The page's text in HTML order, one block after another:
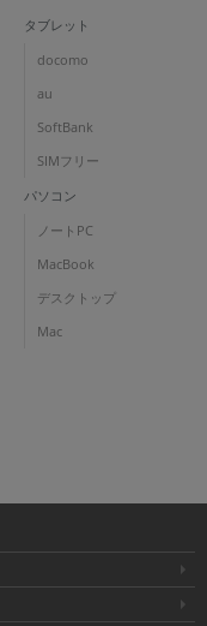
タブレット
docomo
au
SoftBank
SIMフリー
パソコン
ノートPC
MacBook
デスクトップ
Mac